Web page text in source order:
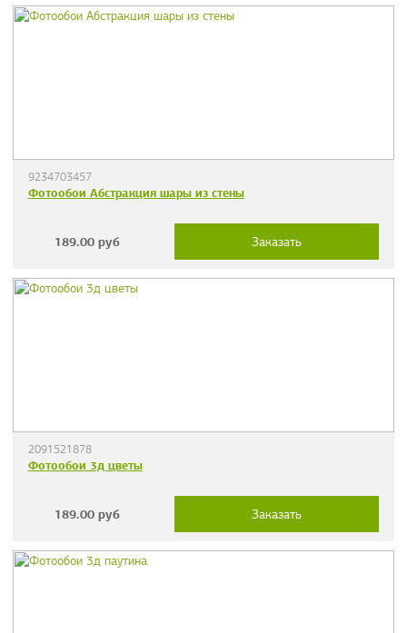
9234703457
Фотообои Абстракция шары из стены
189.00 руб Заказать
2091521878
Фотообои 3д цветы
189.00 руб Заказать